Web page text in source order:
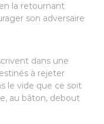
la retournant
son adversaire
dans une
à rejeter
le vide que ce soit
au bâton, debout